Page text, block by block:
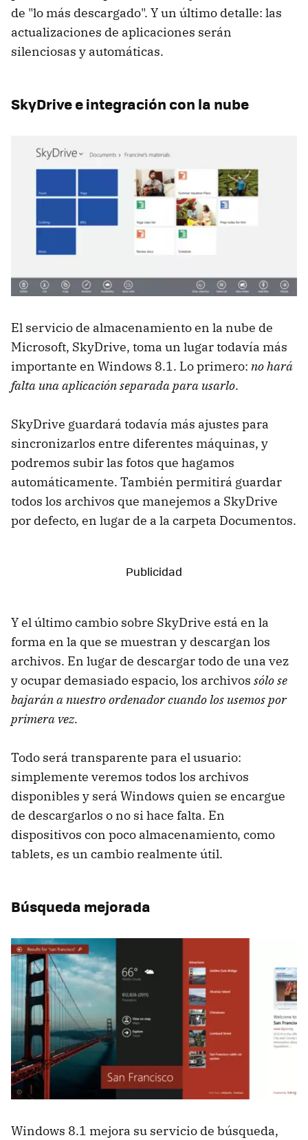
de "lo más descargado". Y un último detalle: las
actualizaciones de aplicaciones serán
silenciosas y automáticas.
SkyDrive e integración con la nube
El servicio de almacenamiento en la nube de
Microsoft, SkyDrive, toma un lugar todavía más
importante en Windows 8.1. Lo primero: no hará
falta una aplicación separada para usarlo.
SkyDrive guardará todavía más ajustes para
sincronizarlos entre diferentes máquinas, y
podremos subir las fotos que hagamos
automáticamente. También permitirá guardar
todos los archivos que manejemos a SkyDrive
por defecto, en lugar de a la carpeta Documentos.
Y el último cambio sobre SkyDrive está en la
forma en la que se muestran y descargan los
archivos. En lugar de descargar todo de una vez
y ocupar demasiado espacio, los archivos sólo se
bajarán a nuestro ordenador cuando los usemos por
primera vez.
Todo será transparente para el usuario:
simplemente veremos todos los archivos
disponibles y será Windows quien se encargue
de descargarlos o no si hace falta. En
dispositivos con poco almacenamiento, como
tablets, es un cambio realmente útil.
Búsqueda mejorada
Windows 8.1 mejora su servicio de búsqueda,